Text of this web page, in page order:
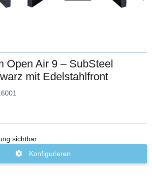
Open Air 9 – SubSteel
mit Edelstahlfront
sichtbar
Konfigurieren